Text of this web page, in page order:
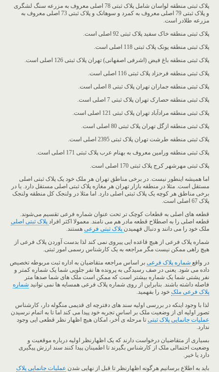
پلاک ثبتی منطقه لواسان شامل پلاک ثبتی 78 اصلی معروف به مزرعه سنگ لشگری
و پلاک ثبتی 79 اصلی معروف به کمرد و سوهانک و پلاک ثبتی 73 اصلی معروف به
مزرعه طلادر است.
پلاک ثبتی منطقه خاک سفید پلاک ثبتی 92 اصلی است.
پلاک ثبتی منطقه پونک پلاک ثبتی 118 اصلی است.
پلاک ثبتی منطقه باغ فیض (اشرفی اصفهانی) تهران پلاک ثبتی 126 اصلی است.
پلاک ثبتی منطقه فرحزاد پلاک ثبتی 116 اصلی است.
پلاک ثبتی منطقه جماران تهران پلاک ثبتی 8 اصلی است.
پلاک ثبتی منطقه حصارک تهران پلاک ثبتی 7 اصلی است.
پلاک ثبتی منطقه مرادآباد تهران پلاک ثبتی 121 اصلی است.
پلاک ثبتی منطقه ازگل تهران پلاک ثبتی 80 اصلی است.
پلاک ثبتی منطقه طرشت تهران پلاک ثبتی 2395 اصلی است.
پلاک ثبتی منطقه ورامین معروف به بهنام عرب پلاک ثبتی 171 اصلی است.
پلاک ثبتی مهرشهر کرج پلاک ثبتی 170 اصلی است.
اما همیشه اینطور نیست. در برخی مناطق تهران هر ملک خود یک پلاک ثبتی اصلی
مستقل است. مثلا در منطقه بازار تهران هر مغازه پلاک ثبتی اصلی مستقل دارد. یا در
برخی مناطق هر کوچه یک پلاک ثبتی اصلی دارد. اما مثلا در ولنجک کل منطقه ولنجک
پلاک 67 اصلی است.
قطعه های اصلی به قطعات کوچک تر تحت عنوان شماره فرعی تقسیم می‌شوند.
قطعه اصلی را به اصطلاح قطعه مادر هم می نامند. معمولا اکثر افراد پلاک ثبتی اصلی
ملک خود را می دانند و دنبال فهمیدن پلاک ثبتی فرعی هستند.
شماره پلاک فرعی از هیچ قاعده ایی پیروی نمی کند لذا بدست آوردن پلاک فرعی از
هیچ راهی ممکن نیست مگر مراجعه به یک کارشناس رسمی امور ثبتی.
در واقع شماره پلاک فرعی بر اساس مراجعه متقاضیان به اداره ثبت مربوطه تخصیص
داده می شود. یعنی در صف رسیدگی به پرونده ها نفر جلویی شما یک شماره کمتر و
نفر پشتی شما یک شماره بیشتر است که ممکن است ملک های شما صدها متر
فاصله داشته باشند. بنابراین از روی شماره پلاک فرعی همسایه ها نمی توانید شماره
پلاک فرعی ملک خود را بفهمید.
لذا با وجود اینکه در بررسی اولیه سند های دفترچه ای قدیمی منگوله دار، کارشناس
تصور اولیه ای از وضعیت ملک بر اساس تجربه خود پیدا می کند اما تا به اتمام نرسیدن
عملیات جانمایی پلاک ثبتی تا مرحله ی آخر، امکان هیچ اظهار نظر قطعی ایی وجود
ندارد.
بسیاری از متقاضیان درخواست دارند که یک اظهارنظر اولیه درباره موقعیت و
وضعیت احتمالی ملک از کارشناس بگیرند تا اطمینان پیدا کنند سند ارزش پیگیری
دارد یا خیر.
باید به اطلاع برسانیم هرگونه اظهارنظر تا قبل از نهایی شدن عملیات جانمایی پلاک